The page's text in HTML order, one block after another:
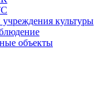
культуры
объекты